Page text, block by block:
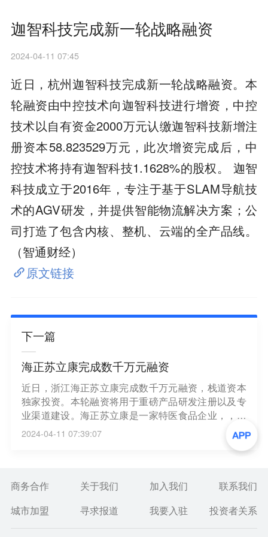
迦智科技完成新一轮战略融资
2024-04-11 07:45
近日，杭州迦智科技完成新一轮战略融资。本
轮融资由中控技术向迦智科技进行增资，中控
技术以自有资金2000万元认缴迦智科技新增注
册资本58.823529万元，此次增资完成后，中
控技术将持有迦智科技1.1628%的股权。 迦智
科技成立于2016年，专注于基于SLAM导航技
术的AGV研发，并提供智能物流解决方案；公
司打造了包含内核、整机、云端的全产品线。
（智通财经）
原文链接
下一篇
海正苏立康完成数千万元融资
近日，浙江海正苏立康完成数千万元融资，栈道资本
独家投资。本轮融资将用于重磅产品研发注册以及专
业渠道建设。海正苏立康是一家特医食品企业，，产
品主要包含特医食品、保健品、普通食品如固体饮
料、液体饮料、特膳、保健品、压片糖果、冻干果蔬
2024-04-11 07:39:07
商务合作 关于我们 加入我们
联系我们
城市加盟
寻求报道 我要入驻 投资者关系